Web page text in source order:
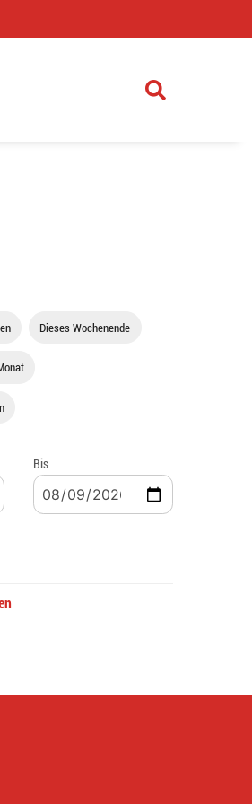
Dieses Wochenende
Bis